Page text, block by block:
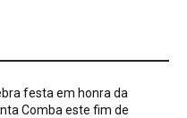
festa em honra da
Comba este fim de